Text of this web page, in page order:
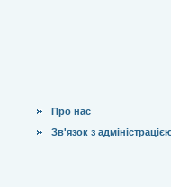
Про нас
Зв'язок з